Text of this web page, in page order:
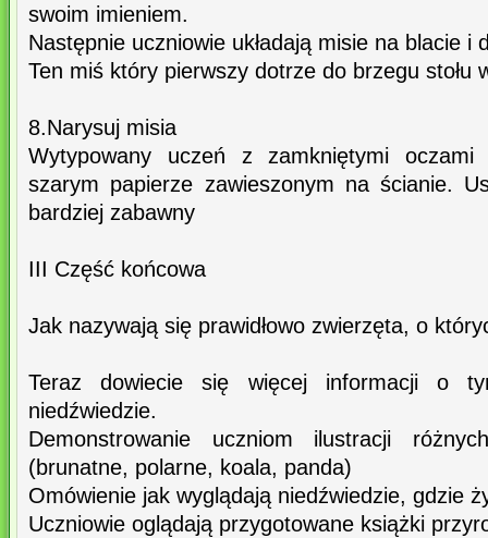
swoim imieniem.
Następnie uczniowie układają misie na blacie i
Ten miś który pierwszy dotrze do brzegu stołu
8.Narysuj misia
Wytypowany uczeń z zamkniętymi
szarym papierze zawieszonym na ścianie.
bardziej zabawny
III Część końcowa
Jak nazywają się prawidłowo zwierzęta, o
Teraz dowiecie się więcej informacji o
niedźwiedzie.
Demonstrowanie uczniom ilustracji
(brunatne, polarne, koala, panda)
Omówienie jak wyglądają niedźwiedzie, gdzie
Uczniowie oglądają przygotowane książki